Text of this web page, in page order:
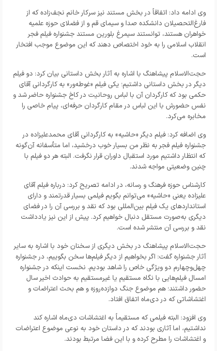
وی ادامه داد: اتفاقاً در بخش مستند نیز سرکار خانم نجف‌زاده که از
فارغ‌التحصیلان دانشکده صدا و سیمای قم و از فضلای حوزه علمیه
خواهران هستند، توانستند سیمرغ بلورین مستند جشنواره فیلم فجر
انقلاب اسلامی را به خود اختصاص دهند که این موضوع موجب افتخار
است.
حجت‌الاسلام پیشاهنگ با اشاره به آثار بخش داستانی بیان کرد: دو فیلم
دیگر در بخش داستانی داشتیم؛ یکی فیلم «غوطه‌ور» به کارگردانی آقای
حکمی بود که کارگردان آن با لباس روحانیت در کاخ جشنواره حاضر شد و
نفس حضورش با این لباس در مقام کارگردان حرفه‌ای، پیام خاصی را
مخابره می‌کرد.
وی اضافه کرد: فیلم دیگر «حاشیه» به کارگردانی آقای محمدعلیزاده در
جشنواره فیلم فجر به نظر من بسیار خوب درخشید، اما متأسفانه آن‌گونه
که انتظار داشتیم مورد استقبال داوران قرار نگرفت. البته هر دو فیلم با
چنین وضعیتی مواجه شدند.
کارشناس حوزه فرهنگ و رسانه، در ادامه تصریح کرد: درباره فیلم آقای
علیزاده یعنی «حاشیه» می‌توانم بگویم فیلمی بسیار قدرتمند و دارای
استانداردهای یک فیلم بین‌المللی بود که نقد و بررسی آن را در فضای
دیگری به‌صورت مستقل دنبال خواهیم کرد. پیش از این نیز یادداشت
نقد و بررسی آن منتشر شده است.
حجت‌الاسلام پیشاهنگ در بخش دیگری از سخنان خود با اشاره به سایر
آثار جشنواره گفت: اگر بخواهیم از دیگر فیلم‌ها سخن بگوییم، در جشنواره
چهل‌وچهارم دو ویژگی خاص را شاهد بودیم. نخست اینکه در جشنواره
امسال فیلم‌هایی با نگاه مستقیم یا غیرمستقیم به حوادث اخیر سال
حضور داشتند؛ هم موضوع جنگ دوازده‌روزه و هم بحث اعتراضات و
اغتشاشاتی که در دی‌ماه اتفاق افتاد.
وی افزود: البته فیلمی که مستقیماً به اغتشاشات دی‌ماه اشاره کند
نداشتیم، اما آثاری بودند که در داستان خود به نوعی موضوع اعتراضات
و اغتشاشات را مطرح کرده و با این فضا مرتبط بودند.